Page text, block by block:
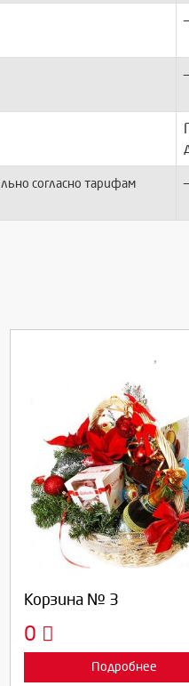
согласно тарифам
Корзина № 3
0
Подробнее
Выберите
Продолжить Отмена